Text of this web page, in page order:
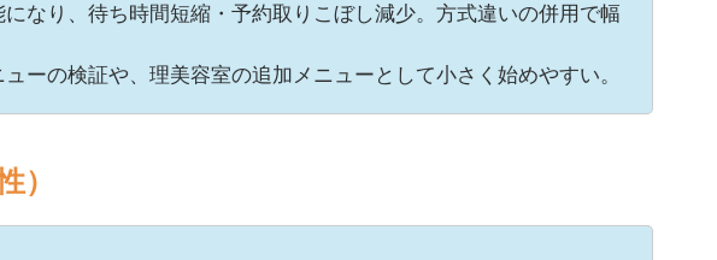
なり、待ち時間短縮・予約取りこぼし減少。方式違いの併用で幅
ーの検証や、理美容室の追加メニューとして小さく始めやすい。
）